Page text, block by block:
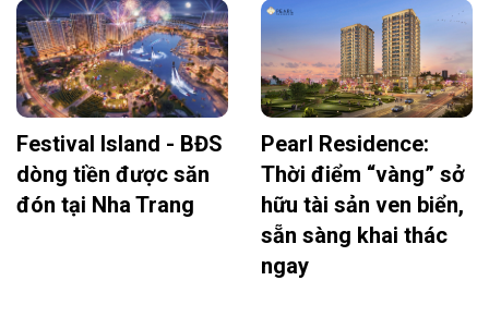
Festival Island - BĐS
dòng tiền được săn
đón tại Nha Trang
Pearl Residence:
Thời điểm “vàng” sở
hữu tài sản ven biển,
sẵn sàng khai thác
ngay